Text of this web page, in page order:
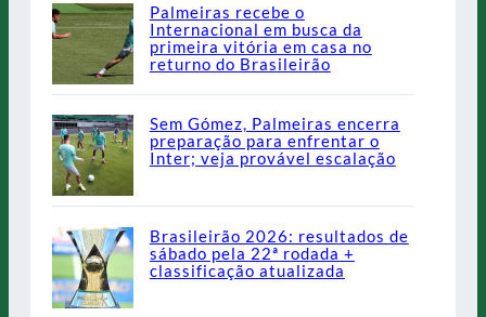
Palmeiras recebe o
Internacional em busca da
primeira vitória em casa no
returno do Brasileirão
Sem Gómez, Palmeiras encerra
preparação para enfrentar o
Inter; veja provável escalação
Brasileirão 2026: resultados de
sábado pela 22ª rodada +
classificação atualizada